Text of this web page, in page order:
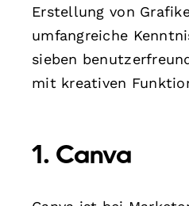
Erstellung von
umfangreiche
sieben
mit kreativen
1. Canva